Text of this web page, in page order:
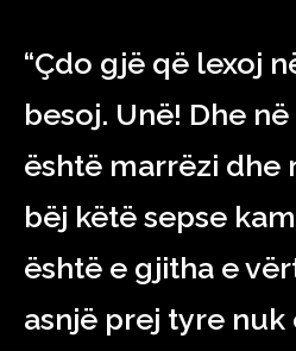
“Çdo gjë që lexoj
besoj. Unë! Dhe
është marrëzi dhe
bëj këtë sepse
është e gjitha e
asnjë prej tyre nuk